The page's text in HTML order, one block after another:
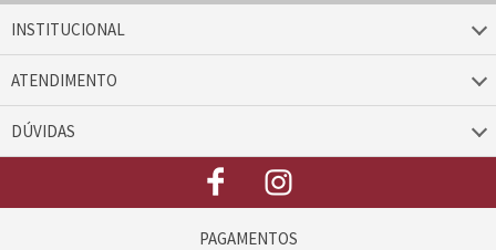
INSTITUCIONAL
ATENDIMENTO
DÚVIDAS